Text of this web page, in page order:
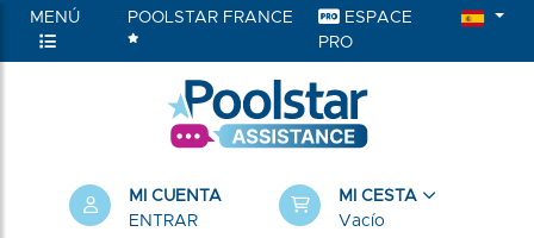
MENÚ POOLSTAR FRANCE
ESPACE
PRO
MI CUENTA
ENTRAR
MI CESTA
Vacío